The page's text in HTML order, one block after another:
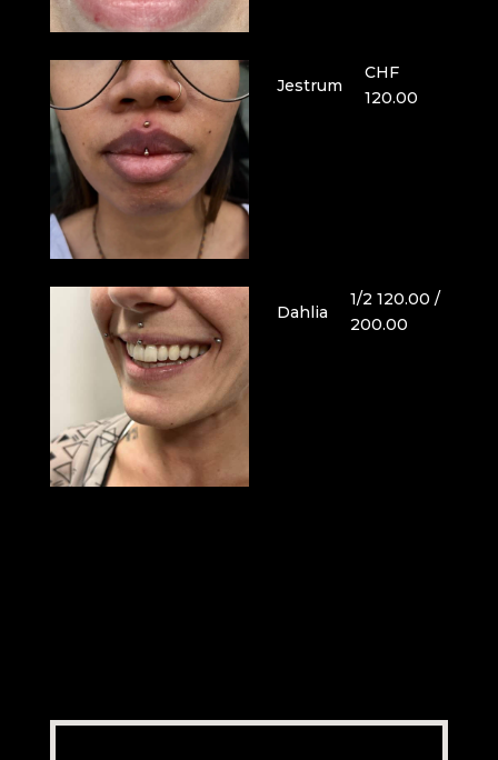
Jestrum
CHF
120.00
Dahlia
1/2 120.00 /
200.00